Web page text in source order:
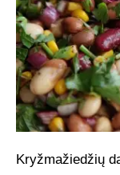
Kryžmažiedžių